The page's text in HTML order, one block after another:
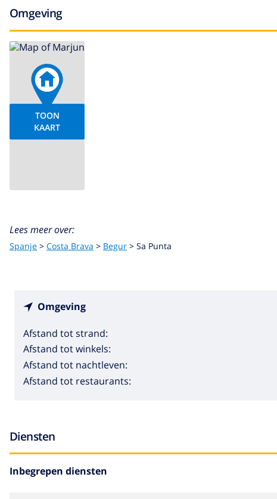
Omgeving
TOON
KAART
Lees meer over:
Spanje > Costa Brava > Begur > Sa Punta
Omgeving
Afstand tot strand:
Afstand tot winkels:
Afstand tot nachtleven:
Afstand tot restaurants:
Diensten
Inbegrepen diensten